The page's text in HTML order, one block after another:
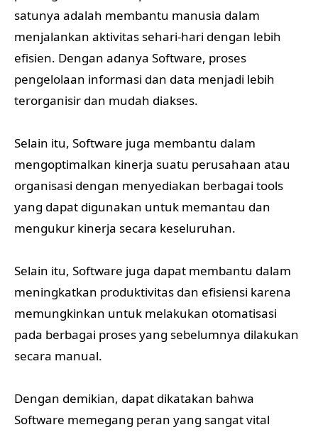
satunya adalah membantu manusia dalam
menjalankan aktivitas sehari-hari dengan lebih
efisien. Dengan adanya Software, proses
pengelolaan informasi dan data menjadi lebih
terorganisir dan mudah diakses.
Selain itu, Software juga membantu dalam
mengoptimalkan kinerja suatu perusahaan atau
organisasi dengan menyediakan berbagai tools
yang dapat digunakan untuk memantau dan
mengukur kinerja secara keseluruhan.
Selain itu, Software juga dapat membantu dalam
meningkatkan produktivitas dan efisiensi karena
memungkinkan untuk melakukan otomatisasi
pada berbagai proses yang sebelumnya dilakukan
secara manual.
Dengan demikian, dapat dikatakan bahwa
Software memegang peran yang sangat vital